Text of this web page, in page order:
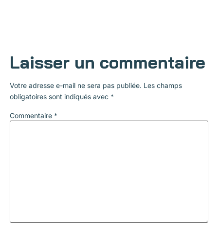
Laisser un commentaire
Votre adresse e-mail ne sera pas publiée. Les champs
obligatoires sont indiqués avec *
Commentaire *